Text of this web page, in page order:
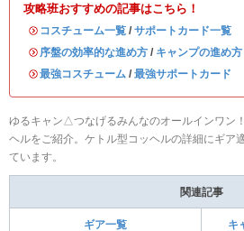
攻略班おすすめの記事はこちら！
・ コスチューム一覧 / サポートカード一覧
・ 序盤の効率的な進め方 / キャンプの進め方
・最強コスチューム / 最強サポートカード
ゆるキャン△つなげるみんなのオールインワン
ヘルをご紹介。ケトル型コッヘルの詳細にギア
ています。
関連記事
ギア一覧 キ